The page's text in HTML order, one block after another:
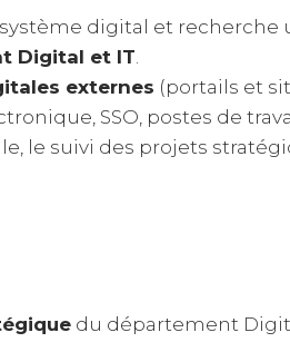
digital et
Digital et IT
externes (portails et
SSO, postes de
le suivi des projets
du département